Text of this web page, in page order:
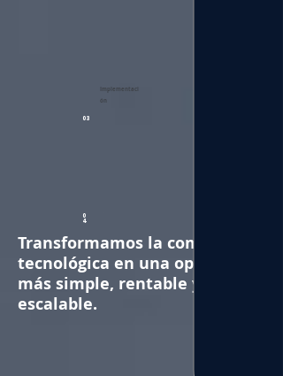
Implementaci
ón
03
0
4
Transformamos la complejidad
tecnológica en una operación
más simple, rentable y
escalable.